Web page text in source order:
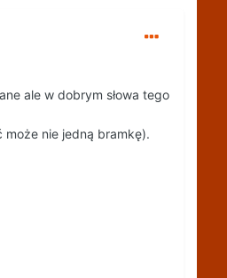
ale w dobrym słowa tego
nie jedną bramkę).